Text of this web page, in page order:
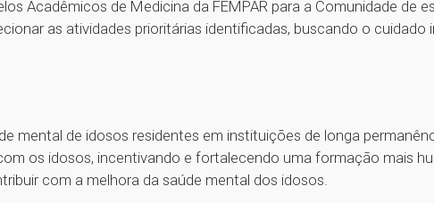
Acadêmicos de Medicina da FEMPAR para a Comunidade de
as atividades prioritárias identificadas, buscando o cuidado
mental de idosos residentes em instituições de longa
os idosos, incentivando e fortalecendo uma formação mais
com a melhora da saúde mental dos idosos.